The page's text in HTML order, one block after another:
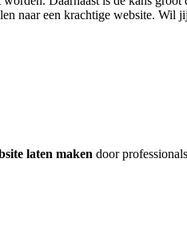
naar een krachtige website. Wil
laten maken door